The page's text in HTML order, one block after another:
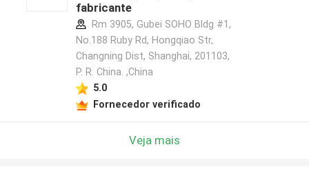
fabricante
Rm 3905, Gubei SOHO Bldg #1,
No.188 Ruby Rd, Hongqiao Str,
Changning Dist, Shanghai, 201103,
P. R. China. ,China
5.0
Fornecedor verificado
Veja mais